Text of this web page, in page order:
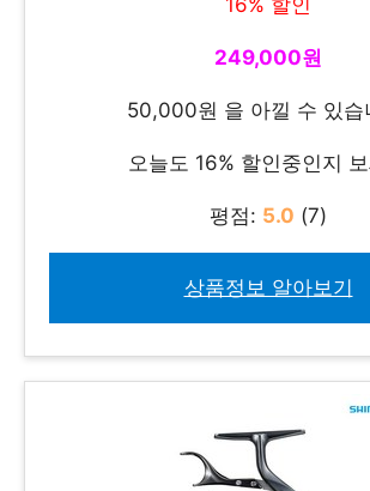
16% 할인
249,000원
50,000원 을 아낄 수 있습
오늘도 16% 할인중인지
평점: 5.0 (7)
상품정보 알아보기